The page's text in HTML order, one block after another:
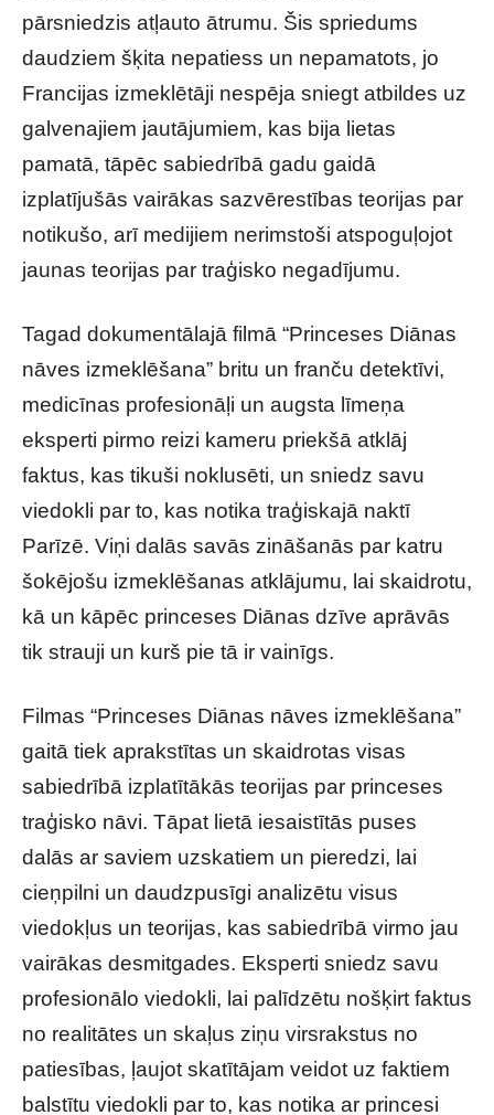
pārsniedzis atļauto ātrumu. Šis spriedums
daudziem šķita nepatiess un nepamatots, jo
Francijas izmeklētāji nespēja sniegt atbildes uz
galvenajiem jautājumiem, kas bija lietas
pamatā, tāpēc sabiedrībā gadu gaidā
izplatījušās vairākas sazvērestības teorijas par
notikušo, arī medijiem nerimstoši atspoguļojot
jaunas teorijas par traģisko negadījumu.
Tagad dokumentālajā filmā “Princeses Diānas
nāves izmeklēšana” britu un franču detektīvi,
medicīnas profesionāļi un augsta līmeņa
eksperti pirmo reizi kameru priekšā atklāj
faktus, kas tikuši noklusēti, un sniedz savu
viedokli par to, kas notika traģiskajā naktī
Parīzē. Viņi dalās savās zināšanās par katru
šokējošu izmeklēšanas atklājumu, lai skaidrotu,
kā un kāpēc princeses Diānas dzīve aprāvās
tik strauji un kurš pie tā ir vainīgs.
Filmas “Princeses Diānas nāves izmeklēšana”
gaitā tiek aprakstītas un skaidrotas visas
sabiedrībā izplatītākās teorijas par princeses
traģisko nāvi. Tāpat lietā iesaistītās puses
dalās ar saviem uzskatiem un pieredzi, lai
cieņpilni un daudzpusīgi analizētu visus
viedokļus un teorijas, kas sabiedrībā virmo jau
vairākas desmitgades. Eksperti sniedz savu
profesionālo viedokli, lai palīdzētu nošķirt faktus
no realitātes un skaļus ziņu virsrakstus no
patiesības, ļaujot skatītājam veidot uz faktiem
balstītu viedokli par to, kas notika ar princesi